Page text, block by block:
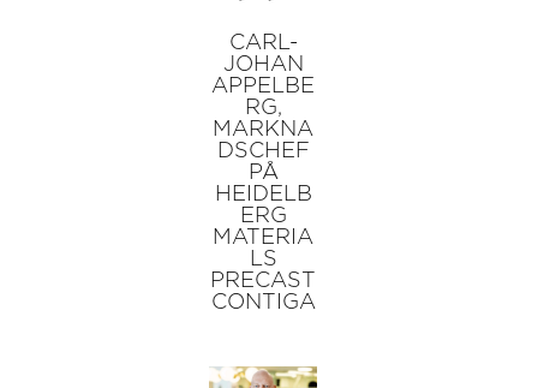
CARL-
JOHAN
APPELBE
RG,
MARKNA
DSCHEF
PÅ
HEIDELB
ERG
MATERIA
LS
PRECAST
CONTIGA